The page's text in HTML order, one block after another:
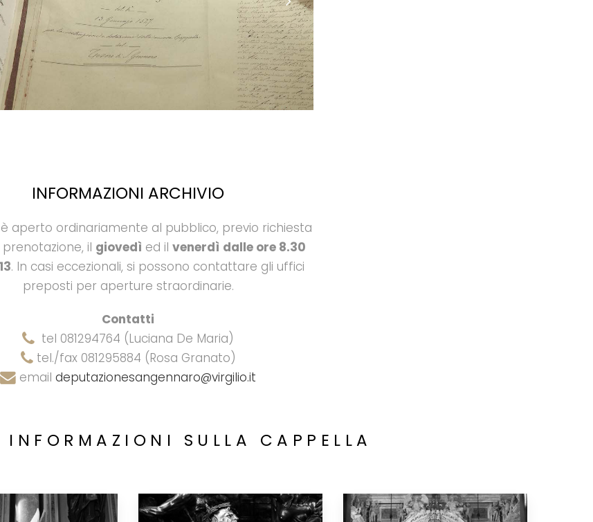
INFORMAZIONI ARCHIVIO
è aperto ordinariamente al pubblico, previo richiesta
il giovedì ed il venerdì dalle ore 8.30
. In casi eccezionali, si possono contattare gli uffici
preposti per aperture straordinarie.
Contatti
tel 081294764 (Luciana De Maria)
tel./fax 081295884 (Rosa Granato)
email deputazionesangennaro@virgilio.it
SULLA CAPPELLA